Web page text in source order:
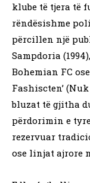
klube të tjera të
rëndësishme
përcillen një
Sampdoria
Bohemian FC
Fashiscten’
bluzat të gjitha
përdorimin e
rezervuar
ose linjat ajrore